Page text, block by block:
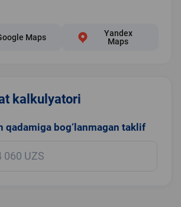
Maps
Yandex
Maps
kalkulyatori
qadamiga bog‘lanmagan taklif